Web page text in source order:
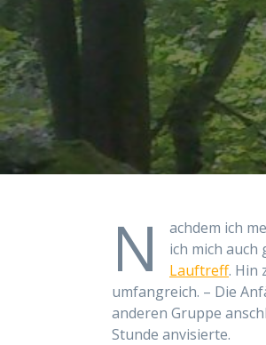
N
achdem ich
ich mich auch
Lauftreff. Hin
umfangreich. – Die
anderen Gruppe
Stunde anvisierte.